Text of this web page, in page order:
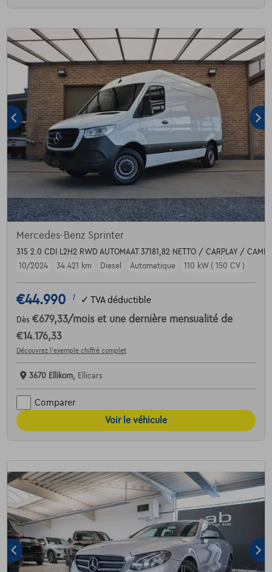
Mercedes-Benz Sprinter
315 2.0 CDI L2H2 RWD AUTOMAAT 37181,82 NETTO / CARPLAY /
10/2024
34.421 km Diesel Automatique 110 kW ( 150 CV )
€44.990 1 ✓ TVA déductible
Dès €679,33/mois et une dernière mensualité de
€14.176,33
Découvrez l’exemple chiffré complet
3670 Ellikom, Ellicars
Comparer
Voir le véhicule